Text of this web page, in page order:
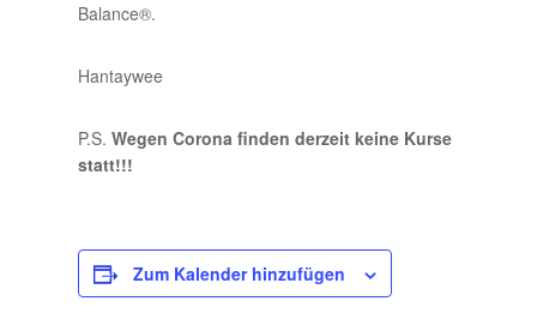
Balance®.
Hantaywee
P.S. Wegen Corona finden derzeit keine Kurse
statt!!!
Zum Kalender hinzufügen